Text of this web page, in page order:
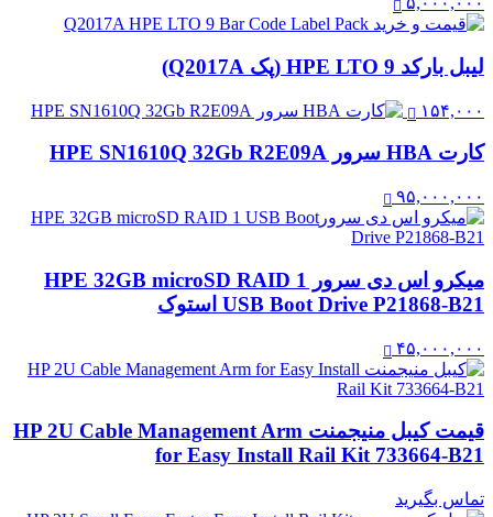
لیبل بارکد HPE LTO 9 (پک Q2017A)
۱۵۴,۰۰۰
کارت HBA سرور HPE SN1610Q 32Gb R2E09A
۹۵,۰۰۰,۰۰۰
میکرو اس دی سرور HPE 32GB microSD RAID 1
USB Boot Drive P21868-B21 استوک
۴۵,۰۰۰,۰۰۰
قیمت کیبل منیجمنت HP 2U Cable Management Arm
for Easy Install Rail Kit 733664-B21
تماس بگیرید